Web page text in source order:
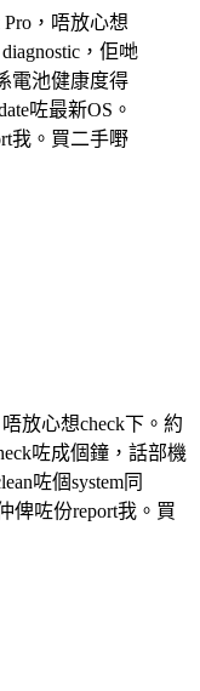
Pro，唔放心想
，佢哋
電池健康度得
咗最新OS。
我。買二手嘢
放心想check下。約
咗成個鐘，話部機
咗個system同
俾咗份report我。買